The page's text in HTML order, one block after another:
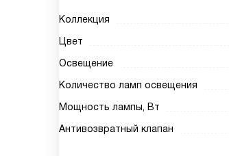
Коллекция
Цвет
Освещение
Количество ламп освещения
Мощность лампы, Вт
Антивозвратный клапан